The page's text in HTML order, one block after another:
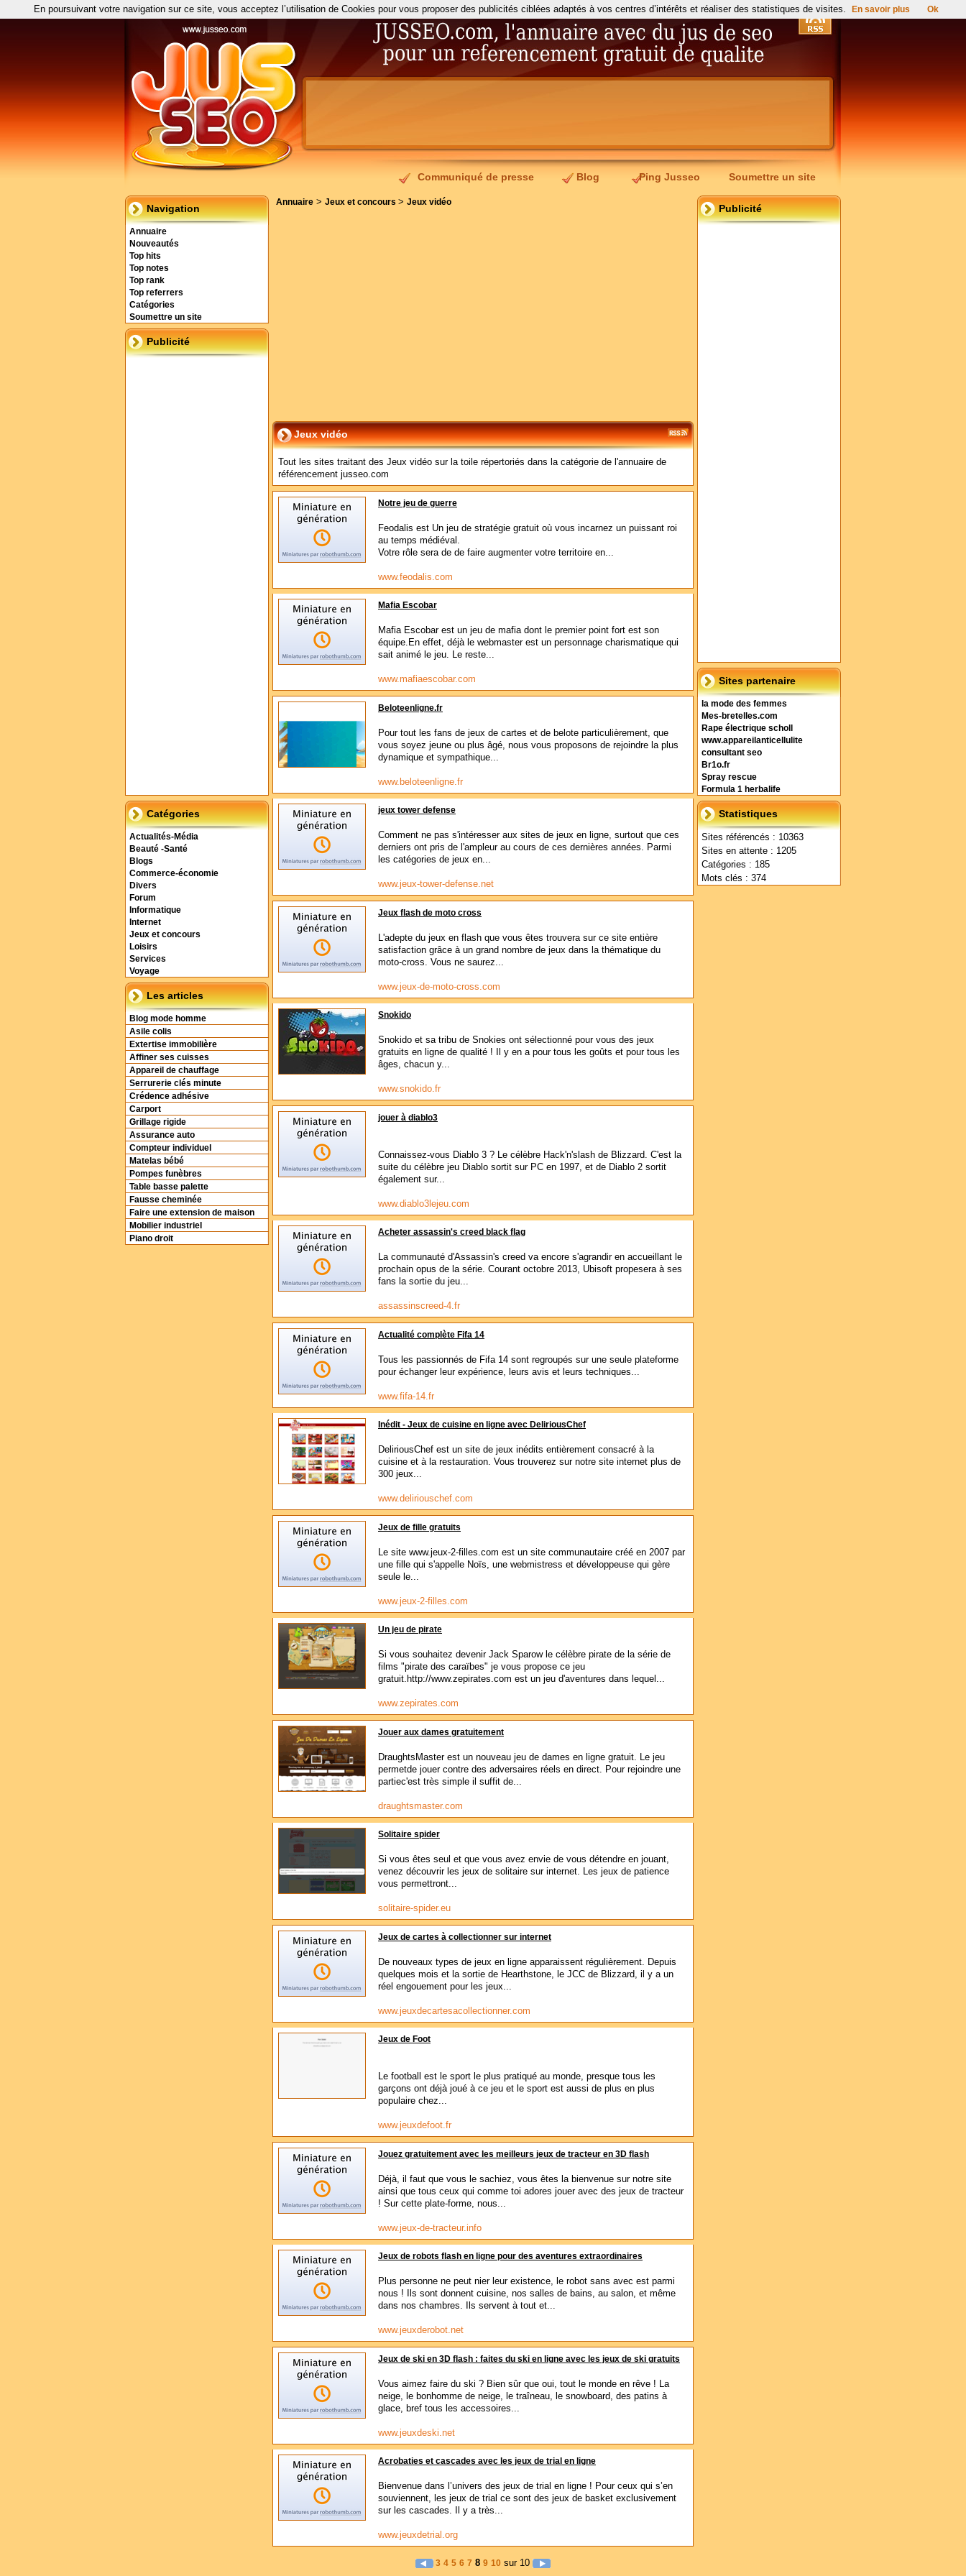
Communiqué de presse Blog Ping Jusseo Soumettre un site
Navigation
Annuaire
Nouveautés
Top hits
Top notes
Top rank
Top referrers
Catégories
Soumettre un site
Publicité
Catégories
Actualités-Média
Beauté -Santé
Blogs
Commerce-économie
Divers
Forum
Informatique
Internet
Jeux et concours
Loisirs
Services
Voyage
Les articles
Blog mode homme
Asile colis
Extertise immobilière
Affiner ses cuisses
Appareil de chauffage
Serrurerie clés minute
Crédence adhésive
Carport
Grillage rigide
Assurance auto
Compteur individuel
Matelas bébé
Pompes funèbres
Table basse palette
Fausse cheminée
Faire une extension de maison
Mobilier industriel
Piano droit
Publicité
Sites partenaire
la mode des femmes
Mes-bretelles.com
Rape électrique scholl
www.appareilanticellulite
consultant seo
Br1o.fr
Spray rescue
Formula 1 herbalife
Statistiques
Sites référencés : 10363
Sites en attente : 1205
Catégories : 185
Mots clés : 374
Annuaire > Jeux et concours > Jeux vidéo
Jeux vidéo
Tout les sites traitant des Jeux vidéo sur la toile répertoriés dans la catégorie de l'annuaire de
référencement jusseo.com
Notre jeu de guerre
Feodalis est Un jeu de stratégie gratuit où vous incarnez un puissant roi
au temps médiéval.
Votre rôle sera de de faire augmenter votre territoire en...
www.feodalis.com
Mafia Escobar
Mafia Escobar est un jeu de mafia dont le premier point fort est son
équipe.En effet, déjà le webmaster est un personnage charismatique qui
sait animé le jeu. Le reste...
www.mafiaescobar.com
Beloteenligne.fr
Pour tout les fans de jeux de cartes et de belote particulièrement, que
vous soyez jeune ou plus âgé, nous vous proposons de rejoindre la plus
dynamique et sympathique...
www.beloteenligne.fr
jeux tower defense
Comment ne pas s'intéresser aux sites de jeux en ligne, surtout que ces
derniers ont pris de l'ampleur au cours de ces dernières années. Parmi
les catégories de jeux en...
www.jeux-tower-defense.net
Jeux flash de moto cross
L'adepte du jeux en flash que vous êtes trouvera sur ce site entière
satisfaction grâce à un grand nombre de jeux dans la thématique du
moto-cross. Vous ne saurez...
www.jeux-de-moto-cross.com
Snokido
Snokido et sa tribu de Snokies ont sélectionné pour vous des jeux
gratuits en ligne de qualité ! Il y en a pour tous les goûts et pour tous les
âges, chacun y...
www.snokido.fr
jouer à diablo3
Connaissez-vous Diablo 3 ? Le célèbre Hack'n'slash de Blizzard. C'est la
suite du célèbre jeu Diablo sortit sur PC en 1997, et de Diablo 2 sortit
également sur...
www.diablo3lejeu.com
Acheter assassin's creed black flag
La communauté d'Assassin's creed va encore s'agrandir en accueillant le
prochain opus de la série. Courant octobre 2013, Ubisoft propesera à ses
fans la sortie du jeu...
assassinscreed-4.fr
Actualité complète Fifa 14
Tous les passionnés de Fifa 14 sont regroupés sur une seule plateforme
pour échanger leur expérience, leurs avis et leurs techniques...
www.fifa-14.fr
Inédit - Jeux de cuisine en ligne avec DeliriousChef
DeliriousChef est un site de jeux inédits entièrement consacré à la
cuisine et à la restauration. Vous trouverez sur notre site internet plus de
300 jeux...
www.deliriouschef.com
Jeux de fille gratuits
Le site www.jeux-2-filles.com est un site communautaire créé en 2007 par
une fille qui s'appelle Noïs, une webmistress et développeuse qui gère
seule le...
www.jeux-2-filles.com
Un jeu de pirate
Si vous souhaitez devenir Jack Sparow le célèbre pirate de la série de
films "pirate des caraïbes" je vous propose ce jeu
gratuit.http://www.zepirates.com est un jeu d'aventures dans lequel...
www.zepirates.com
Jouer aux dames gratuitement
DraughtsMaster est un nouveau jeu de dames en ligne gratuit. Le jeu
permetde jouer contre des adversaires réels en direct. Pour rejoindre une
partiec'est très simple il suffit de...
draughtsmaster.com
Solitaire spider
Si vous êtes seul et que vous avez envie de vous détendre en jouant,
venez découvrir les jeux de solitaire sur internet. Les jeux de patience
vous permettront...
solitaire-spider.eu
Jeux de cartes à collectionner sur internet
De nouveaux types de jeux en ligne apparaissent régulièrement. Depuis
quelques mois et la sortie de Hearthstone, le JCC de Blizzard, il y a un
réel engouement pour les jeux...
www.jeuxdecartesacollectionner.com
Jeux de Foot
Le football est le sport le plus pratiqué au monde, presque tous les
garçons ont déjà joué à ce jeu et le sport est aussi de plus en plus
populaire chez...
www.jeuxdefoot.fr
Jouez gratuitement avec les meilleurs jeux de tracteur en 3D flash
Déjà, il faut que vous le sachiez, vous êtes la bienvenue sur notre site
ainsi que tous ceux qui comme toi adores jouer avec des jeux de tracteur
! Sur cette plate-forme, nous...
www.jeux-de-tracteur.info
Jeux de robots flash en ligne pour des aventures extraordinaires
Plus personne ne peut nier leur existence, le robot sans avec est parmi
nous ! Ils sont donnent cuisine, nos salles de bains, au salon, et même
dans nos chambres. Ils servent à tout et...
www.jeuxderobot.net
Jeux de ski en 3D flash : faites du ski en ligne avec les jeux de ski gratuits
Vous aimez faire du ski ? Bien sûr que oui, tout le monde en rêve ! La
neige, le bonhomme de neige, le traîneau, le snowboard, des patins à
glace, bref tous les accessoires...
www.jeuxdeski.net
Acrobaties et cascades avec les jeux de trial en ligne
Bienvenue dans l’univers des jeux de trial en ligne ! Pour ceux qui s’en
souviennent, les jeux de trial ce sont des jeux de basket exclusivement
sur les cascades. Il y a très...
www.jeuxdetrial.org
3 4 5 6 7 8 9 10 sur 10
En poursuivant votre navigation sur ce site, vous acceptez l’utilisation de Cookies pour vous proposer des publicités ciblées adaptés à vos centres d’intérêts et réaliser des statistiques de visites. En savoir plus Ok